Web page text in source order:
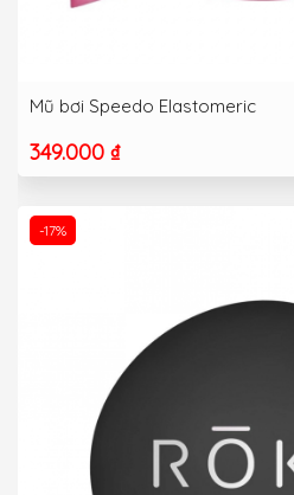
Mũ bơi Speedo Elastomeric
349.000 ₫
-17%